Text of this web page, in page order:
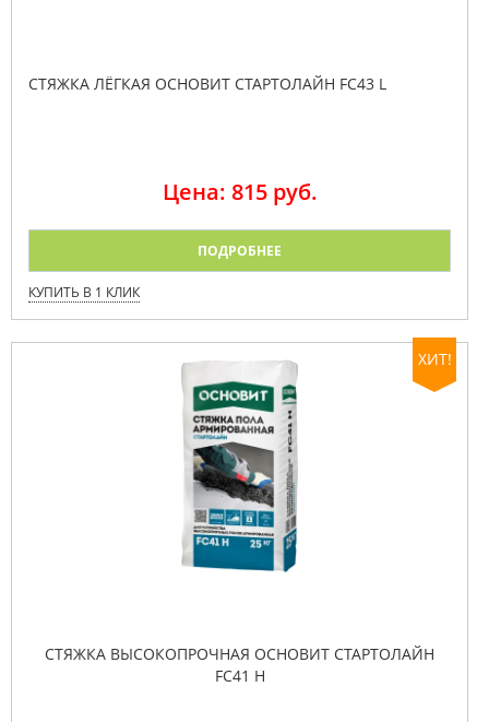
СТЯЖКА ЛЁГКАЯ ОСНОВИТ СТАРТОЛАЙН FC43 L
Цена: 815 руб.
ПОДРОБНЕЕ
КУПИТЬ В 1 КЛИК
ХИТ!
СТЯЖКА ВЫСОКОПРОЧНАЯ ОСНОВИТ СТАРТОЛАЙН
FC41 H